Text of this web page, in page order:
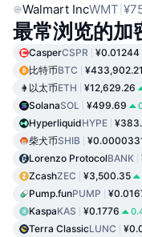
Walmart IncWMT
最常浏览的加
CasperCSPR ¥0.01244
比特币BTC ¥433,902.21
以太币ETH ¥12,629.26
SolanaSOL ¥499.69
HyperliquidHYPE
柴犬币SHIB
Lorenzo ProtocolBANK
ZcashZEC ¥3,500.35
Pump.funPUMP
KaspaKAS ¥0.1776
Terra ClassicLUNC